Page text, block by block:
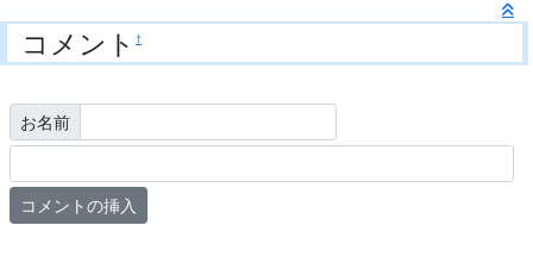
コメント †
お名前